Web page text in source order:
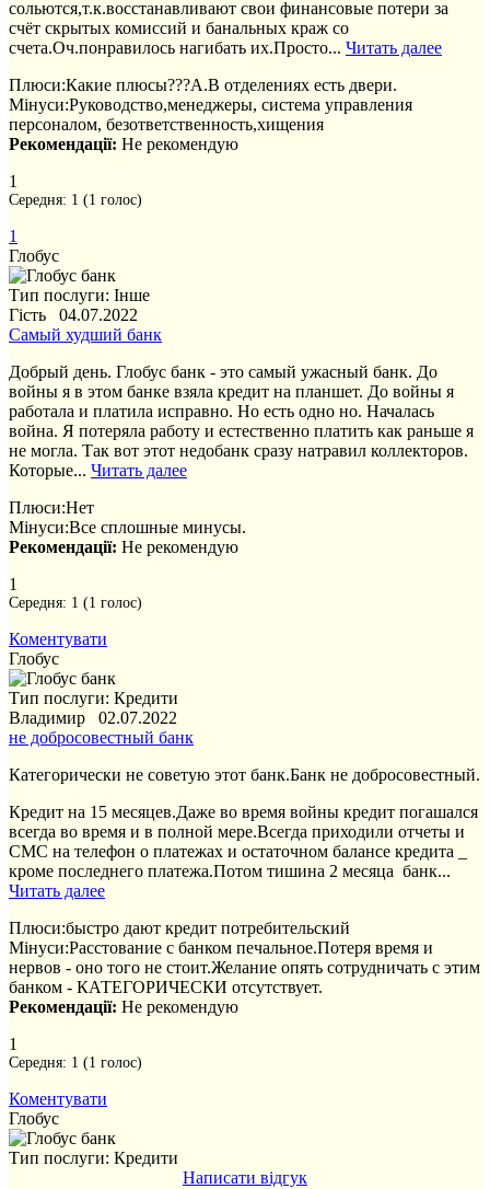
сольются,т.к.восстанавливают свои финансовые потери за
счёт скрытых комиссий и банальных краж со
счета.Оч.понравилось нагибать их.Просто... Читать далее
Плюси:Какие плюсы???А.В отделениях есть двери.
Мінуси:Руководство,менеджеры, система управления
персоналом, безответственность,хищения
Рекомендації: Не рекомендую
1
Середня: 1 (1 голос)
1
Глобус
Тип послуги: Інше
Гість 04.07.2022
Самый худший банк
Добрый день. Глобус банк - это самый ужасный банк. До
войны я в этом банке взяла кредит на планшет. До войны я
работала и платила исправно. Но есть одно но. Началась
война. Я потеряла работу и естественно платить как раньше я
не могла. Так вот этот недобанк сразу натравил коллекторов.
Которые... Читать далее
Плюси:Нет
Мінуси:Все сплошные минусы.
Рекомендації: Не рекомендую
1
Середня: 1 (1 голос)
Коментувати
Глобус
Тип послуги: Кредити
Владимир 02.07.2022
не добросовестный банк
Категорически не советую этот банк.Банк не добросовестный.
Кредит на 15 месяцев.Даже во время войны кредит погашался
всегда во время и в полной мере.Всегда приходили отчеты и
СМС на телефон о платежах и остаточном балансе кредита _
кроме последнего платежа.Потом тишина 2 месяца банк...
Читать далее
Плюси:быстро дают кредит потребительский
Мінуси:Расстование с банком печальное.Потеря время и
нервов - оно того не стоит.Желание опять сотрудничать с этим
банком - КАТЕГОРИЧЕСКИ отсутствует.
Рекомендації: Не рекомендую
1
Середня: 1 (1 голос)
Коментувати
Глобус
Тип послуги: Кредити
Написати відгук